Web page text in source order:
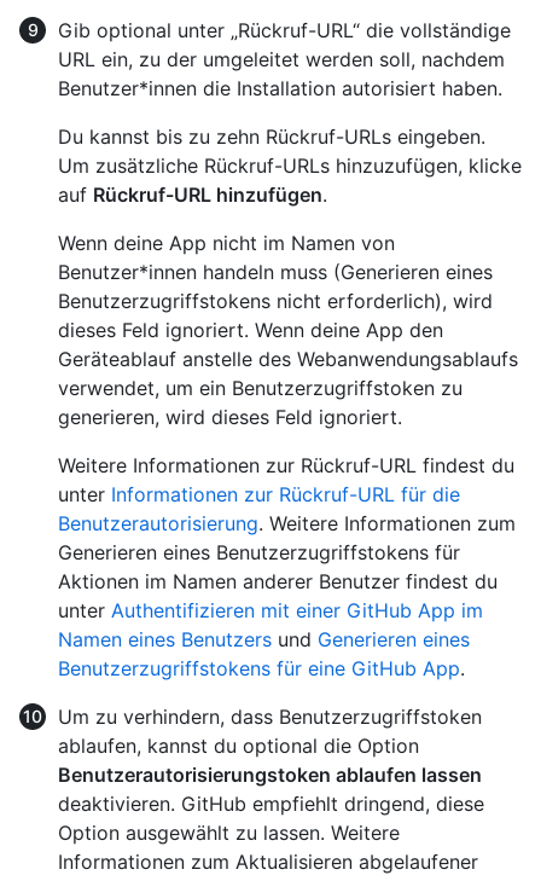
Gib optional unter „Rückruf-URL“ die vollständige
URL ein, zu der umgeleitet werden soll, nachdem
Benutzer*innen die Installation autorisiert haben.
Du kannst bis zu zehn Rückruf-URLs eingeben.
Um zusätzliche Rückruf-URLs hinzuzufügen, klicke
auf Rückruf-URL hinzufügen.
Wenn deine App nicht im Namen von
Benutzer*innen handeln muss (Generieren eines
Benutzerzugriffstokens nicht erforderlich), wird
dieses Feld ignoriert. Wenn deine App den
Geräteablauf anstelle des Webanwendungsablaufs
verwendet, um ein Benutzerzugriffstoken zu
generieren, wird dieses Feld ignoriert.
Weitere Informationen zur Rückruf-URL findest du
unter Informationen zur Rückruf-URL für die
Benutzerautorisierung. Weitere Informationen zum
Generieren eines Benutzerzugriffstokens für
Aktionen im Namen anderer Benutzer findest du
unter Authentifizieren mit einer GitHub App im
Namen eines Benutzers und Generieren eines
Benutzerzugriffstokens für eine GitHub App.
Um zu verhindern, dass Benutzerzugriffstoken
ablaufen, kannst du optional die Option
Benutzerautorisierungstoken ablaufen lassen
deaktivieren. GitHub empfiehlt dringend, diese
Option ausgewählt zu lassen. Weitere
Informationen zum Aktualisieren abgelaufener